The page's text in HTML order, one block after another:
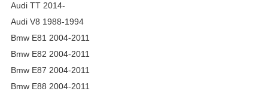
Audi TT 2014-
Audi V8 1988-1994
Bmw E81 2004-2011
Bmw E82 2004-2011
Bmw E87 2004-2011
Bmw E88 2004-2011